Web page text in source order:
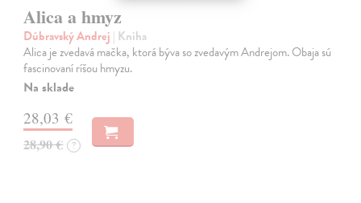
Alica a hmyz
Dúbravský Andrej | Kniha
Alica je zvedavá mačka, ktorá býva so zvedavým Andrejom. Obaja sú
fascinovaní ríšou hmyzu.
Na sklade
28,03 €
28,90 € ?